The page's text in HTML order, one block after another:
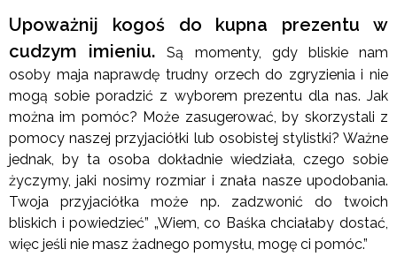
Upoważnij kogoś do kupna prezentu w
cudzym imieniu.Są momenty, gdy bliskie nam
osoby maja naprawdę trudny orzech do zgryzienia i nie
mogą sobie poradzić z wyborem prezentu dla nas. Jak
można im pomóc? Może zasugerować, by skorzystali z
pomocy naszej przyjaciółki lub osobistej stylistki? Ważne
jednak, by ta osoba dokładnie wiedziała, czego sobie
życzymy, jaki nosimy rozmiar i znała nasze upodobania.
Twoja przyjaciółka może np. zadzwonić do twoich
bliskich i powiedzieć” „Wiem, co Baśka chciałaby dostać,
więc jeśli nie masz żadnego pomysłu, mogę ci pomóc.”